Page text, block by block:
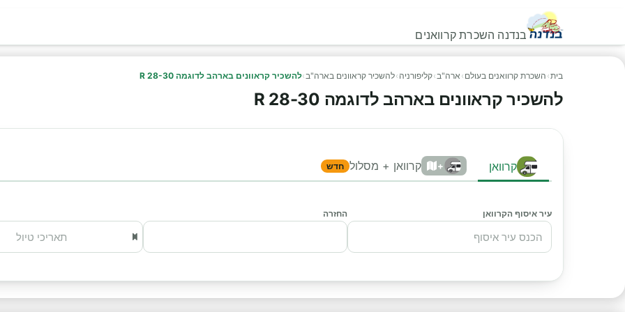
בנדנה השכרת קרוואנים
בית› השכרת קרוואנים בעולם › ארה"ב›קליפורניה ›להשכיר קראוונים בארה"ב›להשכיר קראוונים בארהב לדוגמה R 28-30
להשכיר קראוונים בארהב לדוגמה R 28-30
קרוואן + קרוואן + מסלול חדש
עיר איסוף הקרוואן החזרה